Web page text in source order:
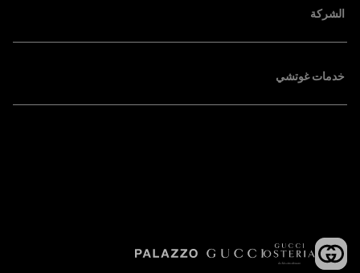
الشركة
خدمات غوتشي